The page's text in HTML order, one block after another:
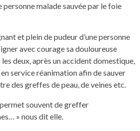
personne malade sauvée par le foie
et plein de pudeur d’une personne
avec courage sa douloureuse
deux, après un accident domestique,
service réanimation afin de sauver
des greffes de peau, de veines etc.
souvent de greffer
» nous dit elle.